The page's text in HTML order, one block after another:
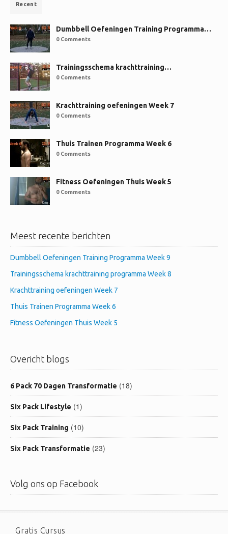
Recent
Dumbbell Oefeningen Training Programma…
0 Comments
Trainingsschema krachttraining…
0 Comments
Krachttraining oefeningen Week 7
0 Comments
Thuis Trainen Programma Week 6
0 Comments
Fitness Oefeningen Thuis Week 5
0 Comments
Meest recente berichten
Dumbbell Oefeningen Training Programma Week 9
Trainingsschema krachttraining programma Week 8
Krachttraining oefeningen Week 7
Thuis Trainen Programma Week 6
Fitness Oefeningen Thuis Week 5
Overicht blogs
6 Pack 70 Dagen Transformatie (18)
Six Pack Lifestyle (1)
Six Pack Training (10)
Six Pack Transformatie (23)
Volg ons op Facebook
Gratis Cursus